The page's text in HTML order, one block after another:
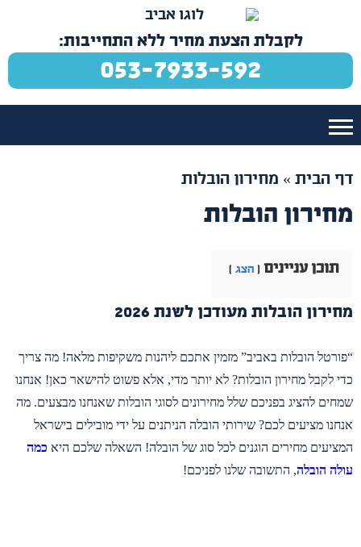
לקבלת הצעת מחיר ללא התחייבות:
053-7933-592
דף הבית » מחירון הובלות
מחירון הובלות
תוכן עניינים הצג
מחירון הובלות מעודכן לשנת 2026
“פורטל הובלות באביב” מזמין אתכם ליהנות משקיפות מלאה! מה צריך
כדי לקבל מחירון הובלות? לא יותר מדי, אלא פשוט להישאר כאן! אנחנו
שמחים להציג בפניכם שלל מחירונים לסוגי הובלות שאנחנו מבצעים. מה
אנחנו מציעים לכם? שירותי הובלה הניתנים על ידי מובילים בישראל
המציעים מחירים הוגנים לכל סוג של הובלה! השאלה שלכם היא כמה
עולה הובלה, התשובה שלנו לפניכם!